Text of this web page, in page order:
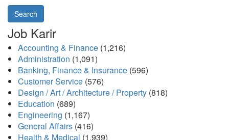
Search
Job Karir
Accounting & Finance (1,216)
Administration (1,091)
Banking, Finance & Insurance (596)
Customer Service (576)
Design / Art / Architecture / Property (818)
Education (689)
Engineering (1,167)
General Affairs (416)
Health & Medical (1,939)